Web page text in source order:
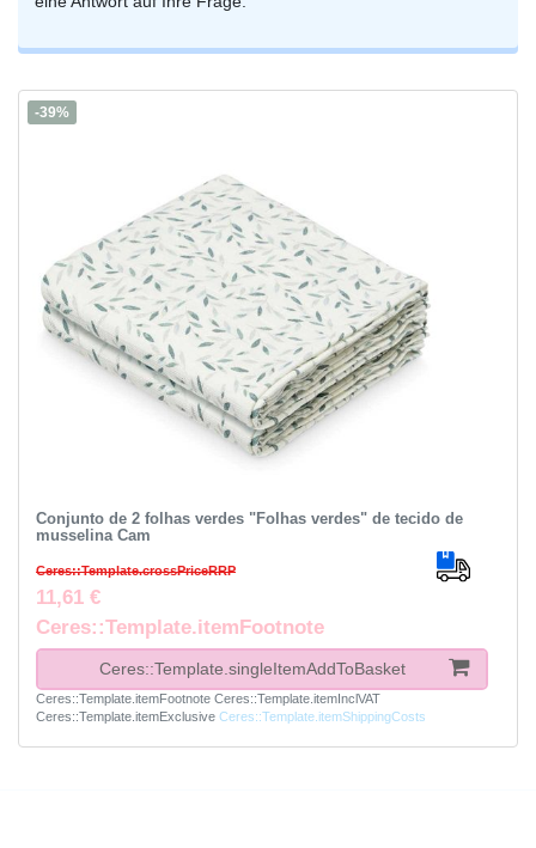
-39%
Conjunto de 2 folhas verdes "Folhas verdes" de tecido de
musselina Cam
Ceres::Template.crossPriceRRP
11,61 €
Ceres::Template.itemFootnote
Ceres::Template.singleItemAddToBasket
Ceres::Template.itemFootnote Ceres::Template.itemInclVAT
Ceres::Template.itemExclusive Ceres::Template.itemShippingCosts